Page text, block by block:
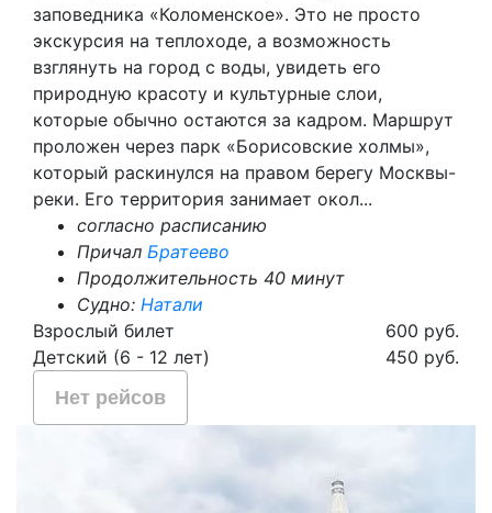
заповедника «Коломенское». Это не просто
экскурсия на теплоходе, а возможность
взглянуть на город с воды, увидеть его
природную красоту и культурные слои,
которые обычно остаются за кадром. Маршрут
проложен через парк «Борисовские холмы»,
который раскинулся на правом берегу Москвы-
реки. Его территория занимает окол...
согласно расписанию
Причал Братеево
Продолжительность 40 минут
Судно: Натали
Взрослый билет
600 руб.
Детский (6 - 12 лет)
450 руб.
Нет рейсов